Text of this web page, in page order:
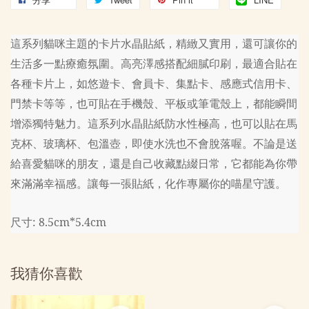
這系列貓咪主題的卡片水晶貼紙，精緻又實用，還可讓你的
生活多一點療癒氛圍。高亮澤感搭配細膩印刷，最適合貼在
各種卡片上，如悠遊卡、會員卡、集點卡、感應式信用卡、
門禁卡等等，也可貼在手機殼、平板或筆電殼上，都能瞬間
增添獨特魅力。這系列水晶貼紙防水性極高，也可以貼在馬
克杯、玻璃杯、包溫壺，即使水洗也不會脫落喔。不論是送
給喜愛貓咪的朋友，還是自己收藏點綴日常，它都能為你帶
來滿滿幸福感。讓每一張貼紙，化作專屬你的喵星守護。
尺寸: 8.5cm*5.4cm
我猜你喜歡